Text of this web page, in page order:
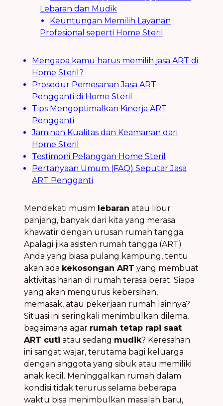
Lebaran dan Mudik
Keuntungan Memilih Layanan
Profesional seperti Home Steril
Mengapa kamu harus memilih jasa ART di
Home Steril?
Prosedur Pemesanan Jasa ART
Pengganti di Home Steril
Tips Mengoptimalkan Kinerja ART
Pengganti
Jaminan Kualitas dan Keamanan dari
Home Steril
Testimoni Pelanggan Home Steril
Pertanyaan Umum (FAQ) Seputar Jasa
ART Pengganti
Mendekati musim lebaran atau libur
panjang, banyak dari kita yang merasa
khawatir dengan urusan rumah tangga.
Apalagi jika asisten rumah tangga (ART)
Anda yang biasa pulang kampung, tentu
akan ada kekosongan ART yang membuat
aktivitas harian di rumah terasa berat. Siapa
yang akan mengurus kebersihan,
memasak, atau pekerjaan rumah lainnya?
Situasi ini seringkali menimbulkan dilema,
bagaimana agar rumah tetap rapi saat
ART cuti atau sedang mudik? Keresahan
ini sangat wajar, terutama bagi keluarga
dengan anggota yang sibuk atau memiliki
anak kecil. Meninggalkan rumah dalam
kondisi tidak terurus selama beberapa
waktu bisa menimbulkan masalah baru,